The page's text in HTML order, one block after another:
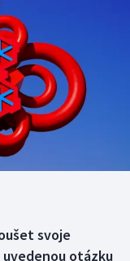
svoje
otázku